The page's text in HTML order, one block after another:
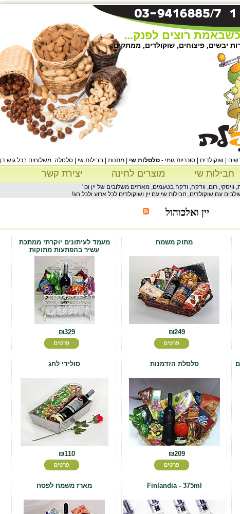
רוצים לפנק...
יבשים, פיצוחים, שוקולדים, ממתקים.
| שוקולדים | סוכריות גומי - סלסלות שי | מתנות | חבילות שי | סלסלה. משלוחים בכל גוש דן
חבילות שי מוצרים לחינה יצירת קשר
וויסקי, רום, וודקה, ודקה בטעמים, מארזים משלובים של יין וכו'
עם שוקולדים, חבילות שי עם יין ושוקולדים לכל ארוע ולכל חג!
יין ואלכוהול
מעמד לעיתונים יוקרתי ממתכת
עשיר בהפתעות מתוקות
₪329
מתוק משמח
₪249
סולידי לחג
₪110
סלסלת הזדמנות
₪209
מארז משמח לפסח Finlandia - 375ml